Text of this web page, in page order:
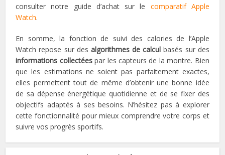
consulter notre guide d’achat sur le comparatif Apple
Watch.
En somme, la fonction de suivi des calories de l’Apple
Watch repose sur des algorithmes de calcul basés sur des
informations collectéespar les capteurs de la montre. Bien
que les estimations ne soient pas parfaitement exactes,
elles permettent tout de même d’obtenir une bonne idée
de sa dépense énergétique quotidienne et de se fixer des
objectifs adaptés à ses besoins. N’hésitez pas à explorer
cette fonctionnalité pour mieux comprendre votre corps et
suivre vos progrès sportifs.